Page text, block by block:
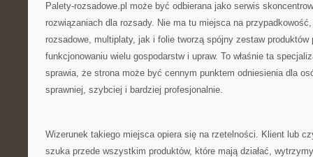
Palety-rozsadowe.pl może być odbierana jako serwis
rozwiązaniach dla rozsady. Nie ma tu miejsca na
rozsadowe, multiplaty, jak i folie tworzą spójny zestaw
funkcjonowaniu wielu gospodarstw i upraw. To właśnie ta
sprawia, że strona może być cennym punktem odniesienia dla
sprawniej, szybciej i bardziej profesjonalnie.
Wizerunek takiego miejsca opiera się na rzetelności. Klient lub
szuka przede wszystkim produktów, które mają działać,